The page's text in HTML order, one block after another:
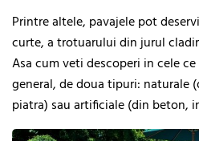
Printre altele, pavajele pot
curte, a trotuarului din jurul
Asa cum veti descoperi in cele
general, de doua tipuri: naturale
piatra) sau artificiale (din beton,